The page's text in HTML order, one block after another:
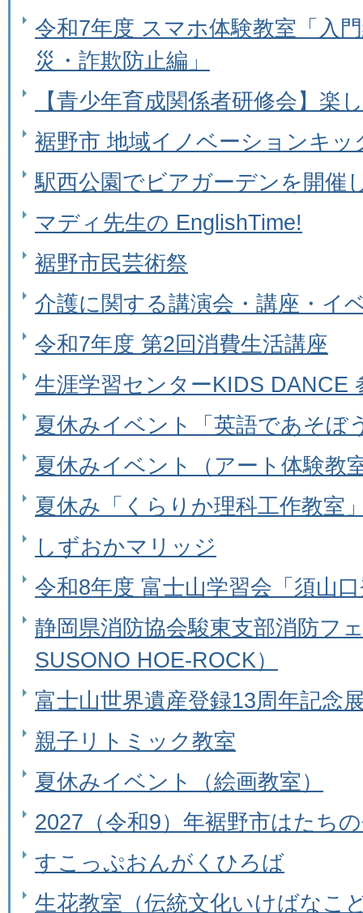
令和7年度 スマホ体験教室「入
災・詐欺防止編」
【青少年育成関係者研修会】楽
裾野市 地域イノベーションキ
駅西公園でビアガーデンを開催
マディ先生の EnglishTime!
裾野市民芸術祭
介護に関する講演会・講座・イ
令和7年度 第2回消費生活講座
生涯学習センターKIDS DANCE
夏休みイベント「英語であそぼ
夏休みイベント（アート体験教
夏休み「くらりか理科工作教室
しずおかマリッジ
令和8年度 富士山学習会「須山
静岡県消防協会駿東支部消防フ
SUSONO HOE-ROCK）
富士山世界遺産登録13周年記念
親子リトミック教室
夏休みイベント（絵画教室）
2027（令和9）年裾野市はたち
すこっぷおんがくひろば
生花教室（伝統文化いけばなこ